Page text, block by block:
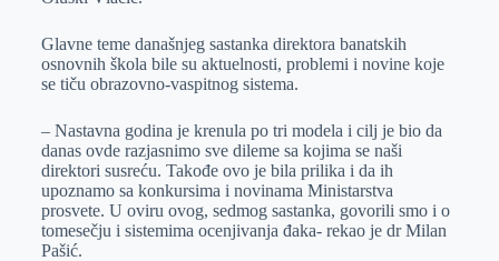
Glavne teme današnjeg sastanka direktora banatskih
osnovnih škola bile su aktuelnosti, problemi i novine koje
se tiču obrazovno-vaspitnog sistema.
– Nastavna godina je krenula po tri modela i cilj je bio da
danas ovde razjasnimo sve dileme sa kojima se naši
direktori susreću. Takođe ovo je bila prilika i da ih
upoznamo sa konkursima i novinama Ministarstva
prosvete. U oviru ovog, sedmog sastanka, govorili smo i o
tomesečju i sistemima ocenjivanja đaka- rekao je dr Milan
Pašić.